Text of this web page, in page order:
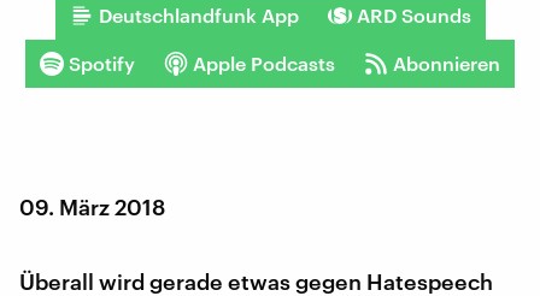
Deutschlandfunk App ARD Sounds
Spotify Apple Podcasts Abonnieren
09. März 2018
Überall wird gerade etwas gegen Hatespeech